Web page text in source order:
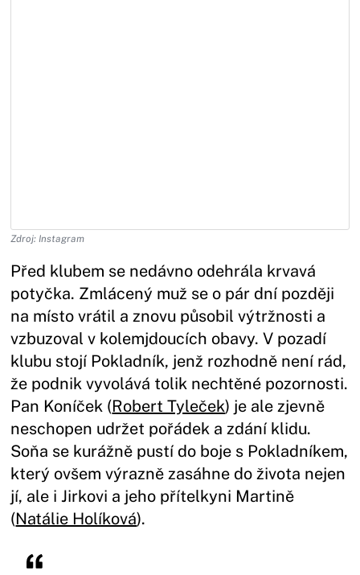
Zdroj: Instagram
Před klubem se nedávno odehrála krvavá
potyčka. Zmlácený muž se o pár dní později
na místo vrátil a znovu působil výtržnosti a
vzbuzoval v kolemjdoucích obavy. V pozadí
klubu stojí Pokladník, jenž rozhodně není rád,
že podnik vyvolává tolik nechtěné pozornosti.
Pan Koníček (Robert Tyleček) je ale zjevně
neschopen udržet pořádek a zdání klidu.
Soňa se kurážně pustí do boje s Pokladníkem,
který ovšem výrazně zasáhne do života nejen
jí, ale i Jirkovi a jeho přítelkyni Martině
(Natálie Holíková).